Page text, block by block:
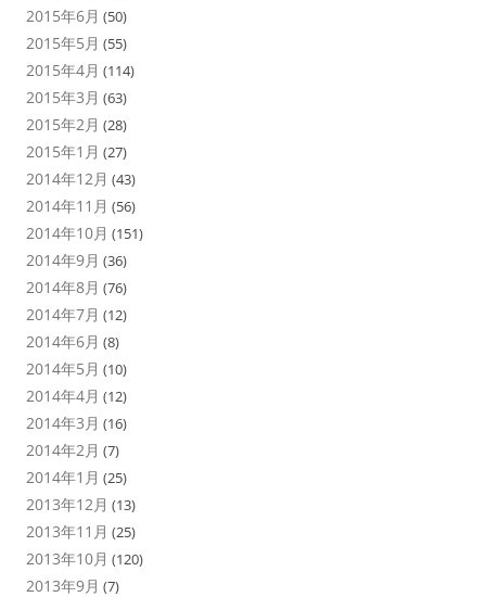
2015年6月 (50)
2015年5月 (55)
2015年4月 (114)
2015年3月 (63)
2015年2月 (28)
2015年1月 (27)
2014年12月 (43)
2014年11月 (56)
2014年10月 (151)
2014年9月 (36)
2014年8月 (76)
2014年7月 (12)
2014年6月 (8)
2014年5月 (10)
2014年4月 (12)
2014年3月 (16)
2014年2月 (7)
2014年1月 (25)
2013年12月 (13)
2013年11月 (25)
2013年10月 (120)
2013年9月 (7)